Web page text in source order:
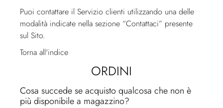
Puoi contattare il Servizio clienti utilizzando una delle
modalità indicate nella sezione “Contattaci” presente
sul Sito.
Torna all'indice
ORDINI
Cosa succede se acquisto qualcosa che non è
più disponibile a magazzino?